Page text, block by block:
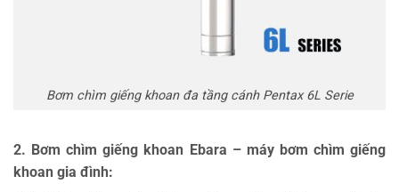
Bơm chìm giếng khoan đa tầng cánh Pentax 6L Serie
2. Bơm chìm giếng khoan Ebara – máy bơm chìm giếng
khoan gia đình: